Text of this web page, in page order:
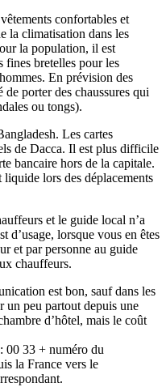
confortables et
la climatisation dans les
la population, il est
fines bretelles pour les
En prévision des
porter des chaussures qui
ou tongs).
Les cartes
de Dacca. Il est plus difficile
bancaire hors de la capitale.
lors des déplacements
et le guide local n’a
d’usage, lorsque vous en êtes
et par personne au guide
chauffeurs.
est bon, sauf dans les
un peu partout depuis une
d’hôtel, mais le coût
00 33 + numéro du
la France vers le